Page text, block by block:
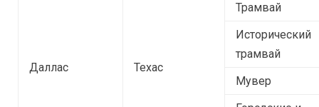
Даллас Техас
Трамвай
Исторический
трамвай
Мувер